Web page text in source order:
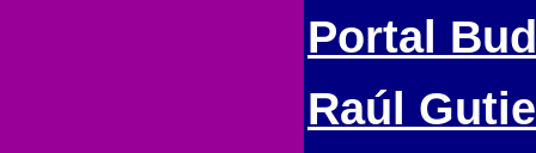
Portal
Raúl